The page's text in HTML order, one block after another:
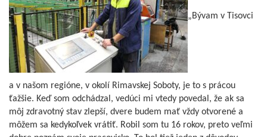
„Bývam v Tisovci
a v našom regióne, v okolí Rimavskej Soboty, je to s prácou
ťažšie. Keď som odchádzal, vedúci mi vtedy povedal, že ak sa
môj zdravotný stav zlepší, dvere budem mať vždy otvorené a
môžem sa kedykoľvek vrátiť. Robil som tu 16 rokov, preto veľmi